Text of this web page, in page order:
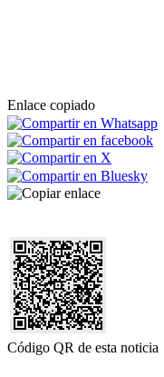
Enlace copiado
Código QR de esta noticia